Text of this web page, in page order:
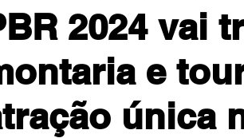
2024 vai
e
única